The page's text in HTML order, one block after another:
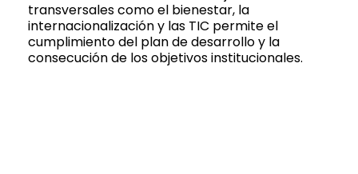
transversales como el bienestar, la
internacionalización y las TIC permite el
cumplimiento del plan de desarrollo y la
consecución de los objetivos institucionales.